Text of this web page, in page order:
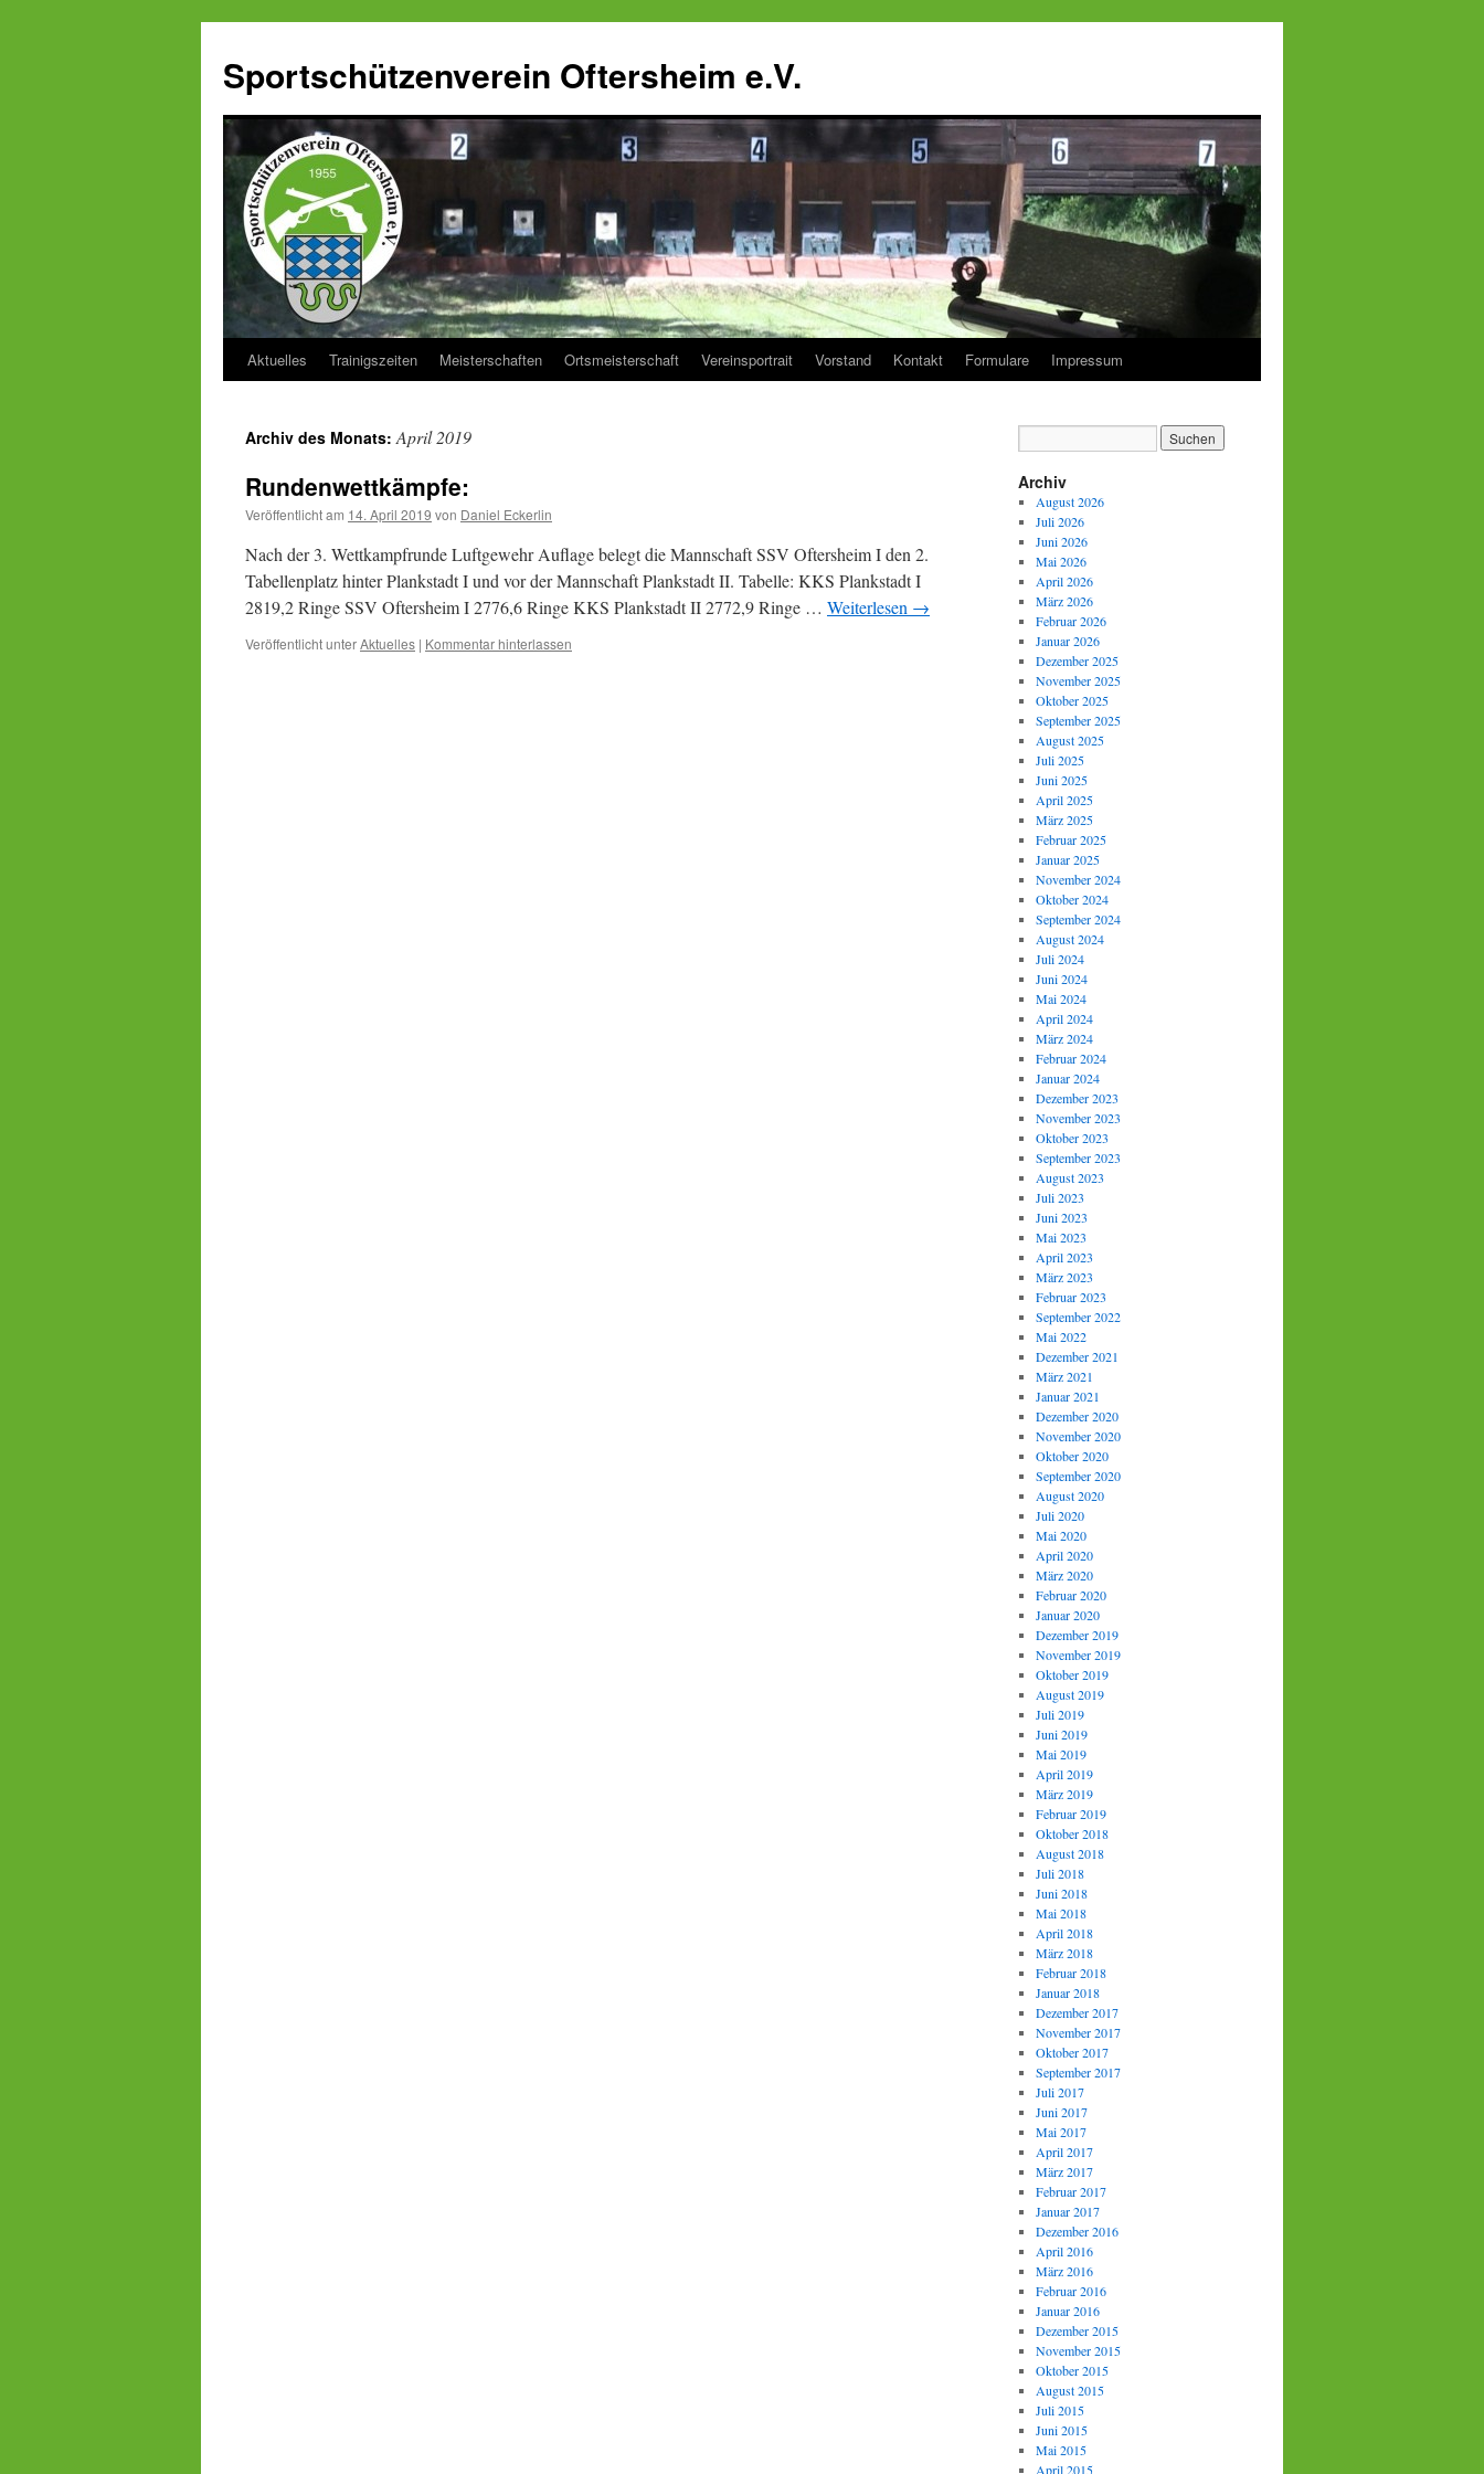
springen
Sportschützenverein Oftersheim e.V.
Aktuelles Trainigszeiten Meisterschaften Ortsmeisterschaft Vereinsportrait Vorstand Kontakt Formulare Impressum
Archiv des Monats:April 2019
Rundenwettkämpfe:
Veröffentlicht am 14. April 2019 von Daniel Eckerlin
Nach der 3. Wettkampfrunde Luftgewehr Auflage belegt die Mannschaft SSV Oftersheim I den 2.
Tabellenplatz hinter Plankstadt I und vor der Mannschaft Plankstadt II. Tabelle: KKS Plankstadt I
2819,2 Ringe SSV Oftersheim I 2776,6 Ringe KKS Plankstadt II 2772,9 Ringe … Weiterlesen →
Veröffentlicht unterAktuelles | Kommentar hinterlassen
Archiv
August 2026
Juli 2026
Juni 2026
Mai 2026
April 2026
März 2026
Februar 2026
Januar 2026
Dezember 2025
November 2025
Oktober 2025
September 2025
August 2025
Juli 2025
Juni 2025
April 2025
März 2025
Februar 2025
Januar 2025
November 2024
Oktober 2024
September 2024
August 2024
Juli 2024
Juni 2024
Mai 2024
April 2024
März 2024
Februar 2024
Januar 2024
Dezember 2023
November 2023
Oktober 2023
September 2023
August 2023
Juli 2023
Juni 2023
Mai 2023
April 2023
März 2023
Februar 2023
September 2022
Mai 2022
Dezember 2021
März 2021
Januar 2021
Dezember 2020
November 2020
Oktober 2020
September 2020
August 2020
Juli 2020
Mai 2020
April 2020
März 2020
Februar 2020
Januar 2020
Dezember 2019
November 2019
Oktober 2019
August 2019
Juli 2019
Juni 2019
Mai 2019
April 2019
März 2019
Februar 2019
Oktober 2018
August 2018
Juli 2018
Juni 2018
Mai 2018
April 2018
März 2018
Februar 2018
Januar 2018
Dezember 2017
November 2017
Oktober 2017
September 2017
Juli 2017
Juni 2017
Mai 2017
April 2017
März 2017
Februar 2017
Januar 2017
Dezember 2016
April 2016
März 2016
Februar 2016
Januar 2016
Dezember 2015
November 2015
Oktober 2015
August 2015
Juli 2015
Juni 2015
Mai 2015
April 2015